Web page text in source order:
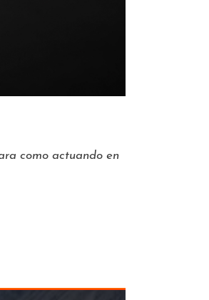
como actuando en